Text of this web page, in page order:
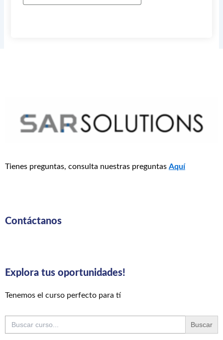
Tienes preguntas, consulta nuestras preguntas Aquí
Contáctanos
Explora tus oportunidades!
Tenemos el curso perfecto para tí
Buscar: